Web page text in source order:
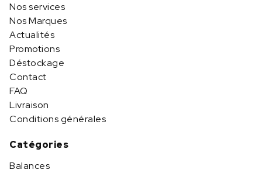
Nos services
Nos Marques
Actualités
Promotions
Déstockage
Contact
FAQ
Livraison
Conditions générales
Catégories
Balances